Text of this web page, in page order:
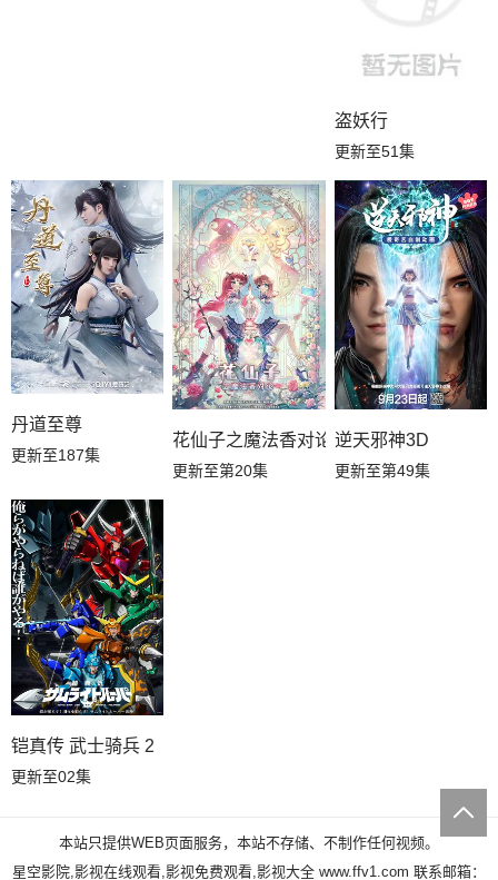
盗妖行
更新至51集
丹道至尊
更新至187集
花仙子之魔法香对论
更新至第20集
逆天邪神3D
更新至第49集
铠真传 武士骑兵 2
更新至02集
本站只提供WEB页面服务，本站不存储、不制作任何视频。
星空影院,影视在线观看,影视免费观看,影视大全 www.ffv1.com 联系邮箱：